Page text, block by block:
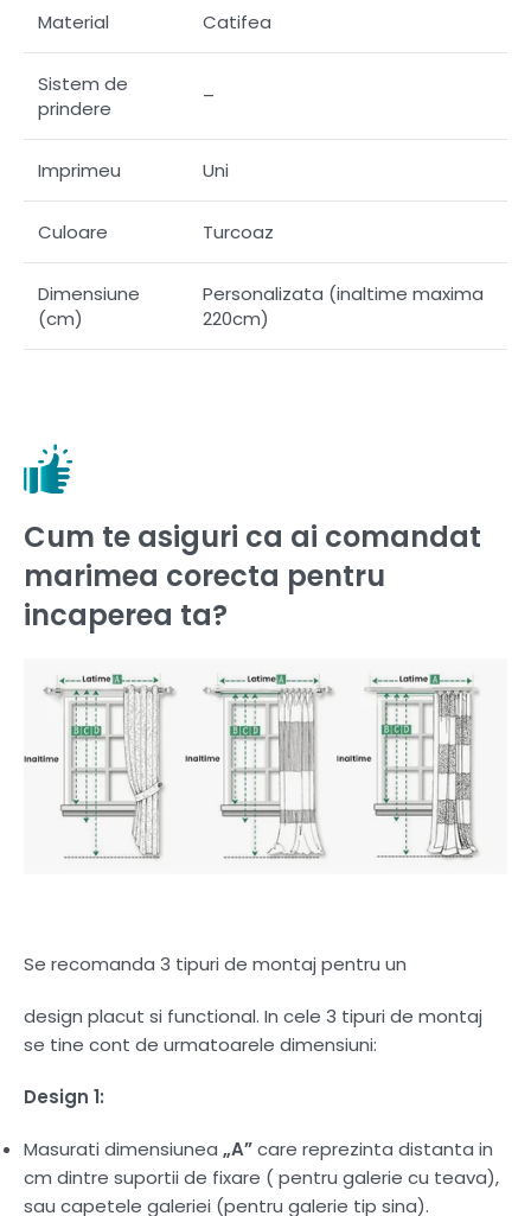
Material Catifea
Sistem de
prindere
–
Imprimeu Uni
Culoare Turcoaz
Dimensiune
(cm)
Personalizata (inaltime maxima
220cm)
Cum te asiguri ca ai comandat
marimea corecta pentru
incaperea ta?
Se recomanda 3 tipuri de montaj pentru un
design placut si functional. In cele 3 tipuri de montaj
se tine cont de urmatoarele dimensiuni:
Design 1:
Masurati dimensiunea „A”care reprezinta distanta in
cm dintre suportii de fixare ( pentru galerie cu teava),
sau capetele galeriei (pentru galerie tip sina).